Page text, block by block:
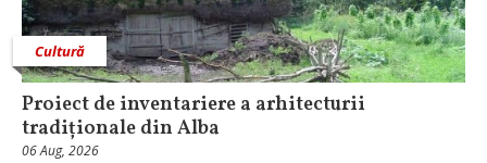
Cultură
Proiect de inventariere a arhitecturii
tradiționale din Alba
06 Aug, 2026